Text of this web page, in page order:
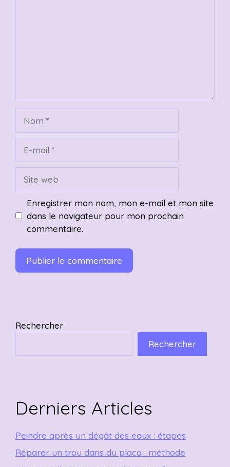
mail
web
Enregistrer mon nom, mon e-mail et mon site
dans le navigateur pour mon prochain
commentaire.
Rechercher
Rechercher
Derniers Articles
Peindre après un dégât des eaux : étapes
Réparer un trou dans du placo : méthode